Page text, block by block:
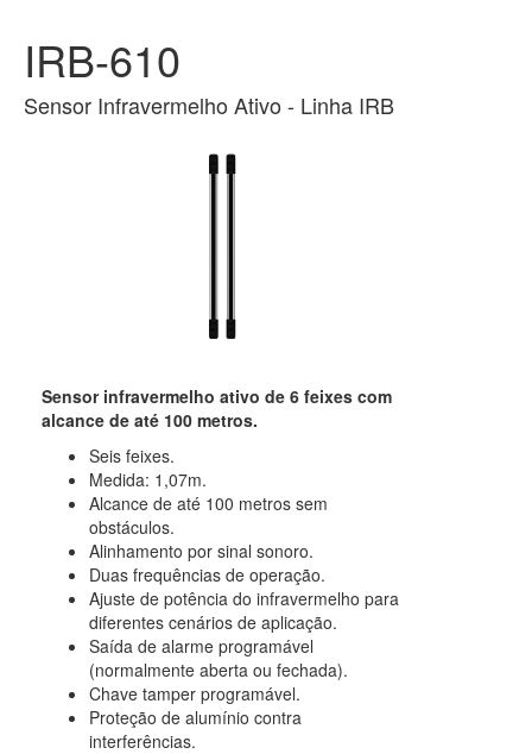
IRB-610
Sensor Infravermelho Ativo - Linha IRB
Sensor infravermelho ativo de 6 feixes com
alcance de até 100 metros.
Seis feixes.
Medida: 1,07m.
Alcance de até 100 metros sem
obstáculos.
Alinhamento por sinal sonoro.
Duas frequências de operação.
Ajuste de potência do infravermelho para
diferentes cenários de aplicação.
Saída de alarme programável
(normalmente aberta ou fechada).
Chave tamper programável.
Proteção de alumínio contra
interferências.